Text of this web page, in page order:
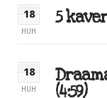
18
HUH
5
18
HUH
(4:59)